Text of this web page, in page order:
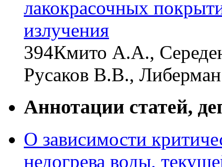
лакокрасочных
излучения
394Кмито А.А.,
Русаков В.В.,
Аннотации статей,
О зависимости
недогрева воды,